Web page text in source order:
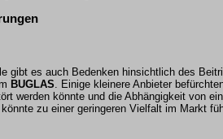
gibt es auch Bedenken hinsichtlich des
BUGLAS . Einige kleinere Anbieter
werden könnte und die Abhängigkeit von
zu einer geringeren Vielfalt im Markt